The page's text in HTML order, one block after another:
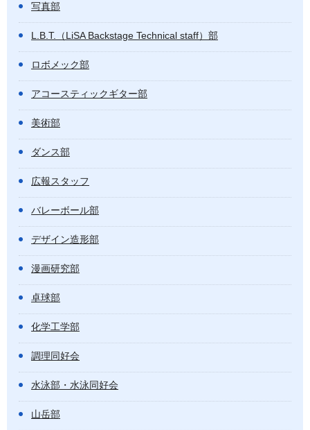
写真部
L.B.T.（LiSA Backstage Technical staff）部
ロボメック部
アコースティックギター部
美術部
ダンス部
広報スタッフ
バレーボール部
デザイン造形部
漫画研究部
卓球部
化学工学部
調理同好会
水泳部・水泳同好会
山岳部